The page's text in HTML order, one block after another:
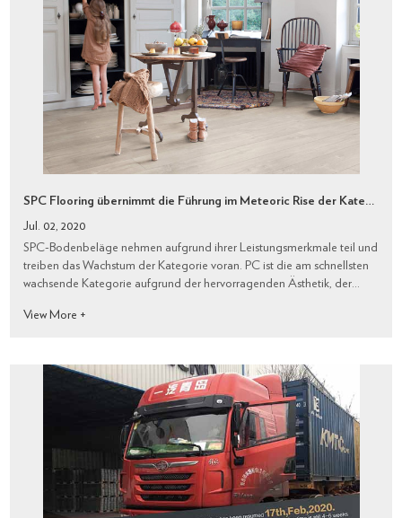
SPC Flooring übernimmt die Führung im Meteoric Rise der Kategorie
Jul. 02, 2020
SPC-Bodenbeläge nehmen aufgrund ihrer Leistungsmerkmale teil und
treiben das Wachstum der Kategorie voran. PC ist die am schnellsten
wachsende Kategorie aufgrund der hervorragenden Ästhetik, der
des Gesamtwerts / ...
View More +